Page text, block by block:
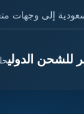
إلى وجهات
للشحن الدولي